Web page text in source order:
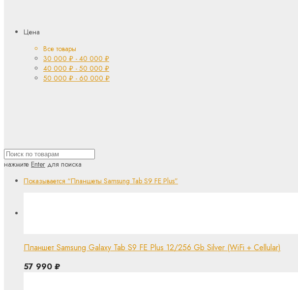
Цена
Все товары
30 000 ₽ - 40 000 ₽
40 000 ₽ - 50 000 ₽
50 000 ₽ - 60 000 ₽
нажмите Enter для поиска
Показывается “Планшеты Samsung Tab S9 FE Plus”
Планшет Samsung Galaxy Tab S9 FE Plus 12/256 Gb Silver (WiFi + Cellular)
57 990 ₽